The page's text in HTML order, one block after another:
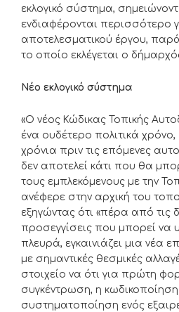
εκλογικό σύστημα,
ενδιαφέρονται περισσότερο
αποτελεσματικού έργου,
το οποίο εκλέγεται ο
Νέο εκλογικό σύστημα
«Ο νέος Κώδικας Τοπικής
ένα ουδέτερο πολιτικά
χρόνια πριν τις επόμενες
δεν αποτελεί κάτι που θα
τους εμπλεκόμενους με την
ανέφερε στην αρχική του
εξηγώντας ότι «πέρα από τις
προσεγγίσεις που μπορεί
πλευρά, εγκαινιάζει μια νέα
με σημαντικές θεσμικές
στοιχείο να ότι για πρώτη
συγκέντρωση, η κωδικοποίηση
συστηματοποίηση ενός